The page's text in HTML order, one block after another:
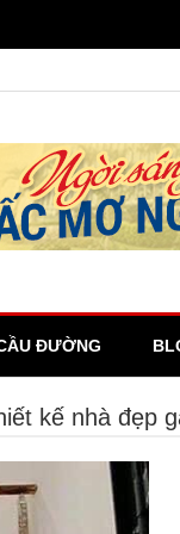
ĐƯỜNG
kế nhà đẹp